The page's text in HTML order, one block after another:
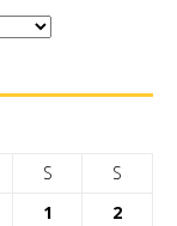
S
S
1
2